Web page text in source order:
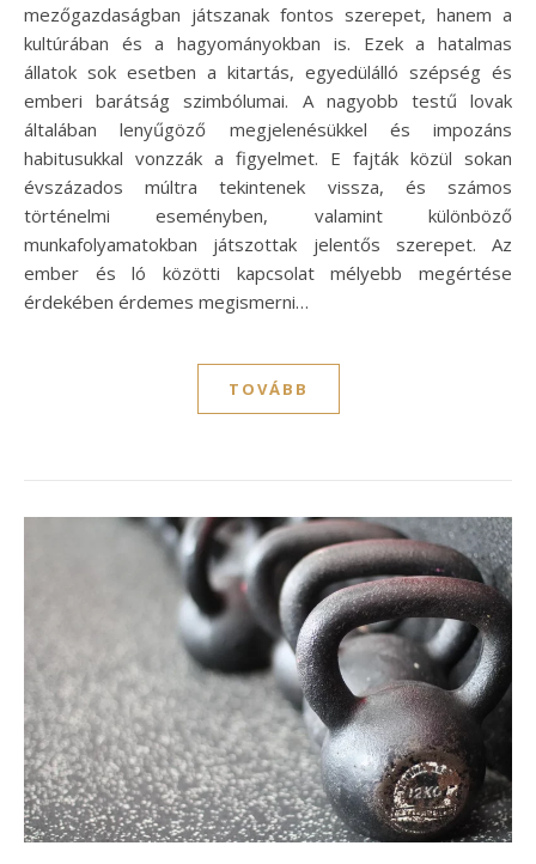
mezőgazdaságban játszanak fontos szerepet, hanem a
kultúrában és a hagyományokban is. Ezek a hatalmas
állatok sok esetben a kitartás, egyedülálló szépség és
emberi barátság szimbólumai. A nagyobb testű lovak
általában lenyűgöző megjelenésükkel és impozáns
habitusukkal vonzzák a figyelmet. E fajták közül sokan
évszázados múltra tekintenek vissza, és számos
történelmi eseményben, valamint különböző
munkafolyamatokban játszottak jelentős szerepet. Az
ember és ló közötti kapcsolat mélyebb megértése
érdekében érdemes megismerni…
TOVÁBB